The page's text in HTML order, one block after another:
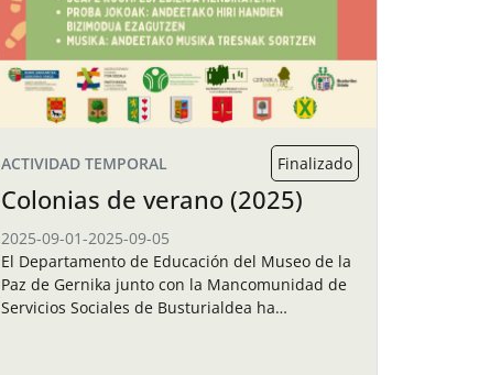
ACTIVIDAD TEMPORAL Finalizado
Colonias de verano (2025)
2025-09-01-2025-09-05
El Departamento de Educación del Museo de la
Paz de Gernika junto con la Mancomunidad de
Servicios Sociales de Busturialdea ha